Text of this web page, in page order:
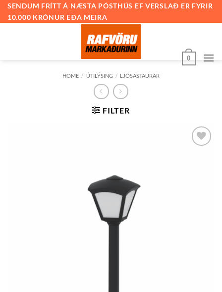
SkipSENDUM FRÍTT Á NÆSTA PÓSTHÚS EF VERSLAÐ ER FYRIR
10.000 KRÓNUR EÐA MEIRA
0
HOME / ÚTILÝSING / LJÓSASTAURAR
FILTER